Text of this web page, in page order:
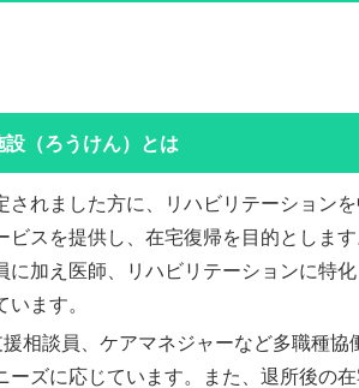
（ろうけん）とは
されました方に、リハビリテーション
ビスを提供し、在宅復帰を目的としま
に加え医師、リハビリテーションに特
ます。
相談員、ケアマネジャーなど多職種協
ーズに応じています。また、退所後の